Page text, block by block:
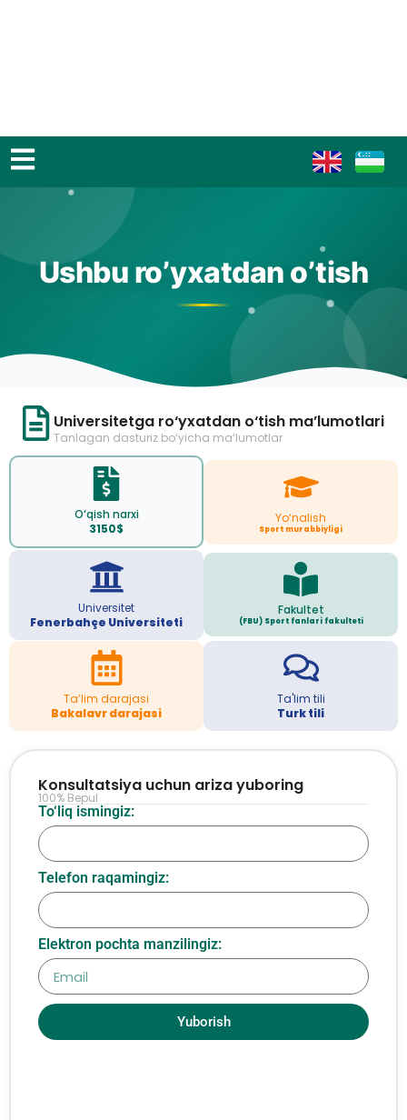
Ushbu ro’yxatdan o’tish
Universitetga ro‘yxatdan o‘tish ma’lumotlari
Tanlagan dasturiz bo‘yicha ma’lumotlar
O‘qish narxi
3150$
Yo‘nalish
Sport murabbiyligi
Universitet
Fenerbahçe Universiteti
Fakultet
(FBU) Sport fanlari fakulteti
Ta’lim darajasi
Bakalavr darajasi
Ta'lim tili
Turk tili
To‘liq ismingiz:
Telefon raqamingiz:
Elektron pochta manzilingiz:
Yuborish
Konsultatsiya uchun ariza yuboring
100% Bepul